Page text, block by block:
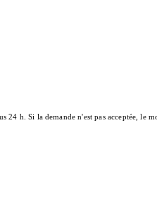
24 h. Si la demande n'est pas acceptée, le